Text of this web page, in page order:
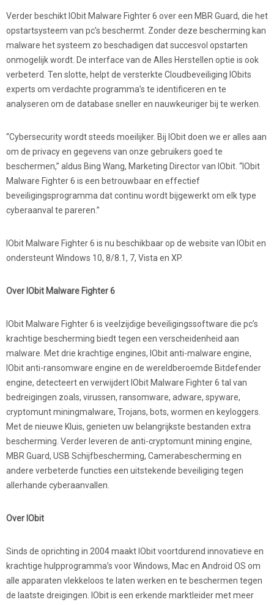
Verder beschikt IObit Malware Fighter 6 over een MBR Guard, die het
opstartsysteem van pc’s beschermt. Zonder deze bescherming kan
malware het systeem zo beschadigen dat succesvol opstarten
onmogelijk wordt. De interface van de Alles Herstellen optie is ook
verbeterd. Ten slotte, helpt de versterkte Cloudbeveiliging IObits
experts om verdachte programma’s te identificeren en te
analyseren om de database sneller en nauwkeuriger bij te werken.
“Cybersecurity wordt steeds moeilijker. Bij IObit doen we er alles aan
om de privacy en gegevens van onze gebruikers goed te
beschermen,” aldus Bing Wang, Marketing Director van IObit. “IObit
Malware Fighter 6 is een betrouwbaar en effectief
beveiligingsprogramma dat continu wordt bijgewerkt om elk type
cyberaanval te pareren.”
IObit Malware Fighter 6 is nu beschikbaar op de website van IObit en
ondersteunt Windows 10, 8/8.1, 7, Vista en XP.
Over IObit Malware Fighter 6
IObit Malware Fighter 6 is veelzijdige beveiligingssoftware die pc’s
krachtige bescherming biedt tegen een verscheidenheid aan
malware. Met drie krachtige engines, IObit anti-malware engine,
IObit anti-ransomware engine en de wereldberoemde Bitdefender
engine, detecteert en verwijdert IObit Malware Fighter 6 tal van
bedreigingen zoals, virussen, ransomware, adware, spyware,
cryptomunt miningmalware, Trojans, bots, wormen en keyloggers.
Met de nieuwe Kluis, genieten uw belangrijkste bestanden extra
bescherming. Verder leveren de anti-cryptomunt mining engine,
MBR Guard, USB Schijfbescherming, Camerabescherming en
andere verbeterde functies een uitstekende beveiliging tegen
allerhande cyberaanvallen.
Over IObit
Sinds de oprichting in 2004 maakt IObit voortdurend innovatieve en
krachtige hulpprogramma’s voor Windows, Mac en Android OS om
alle apparaten vlekkeloos te laten werken en te beschermen tegen
de laatste dreigingen. IObit is een erkende marktleider met meer